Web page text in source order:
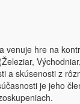
venuje hre na
Východniar,
a skúsenosti z
je jeho